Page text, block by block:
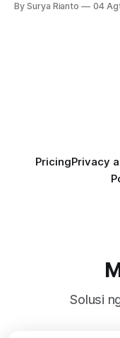
Bagaimana
By Surya Rianto 04
PricingPrivacy
Solusi